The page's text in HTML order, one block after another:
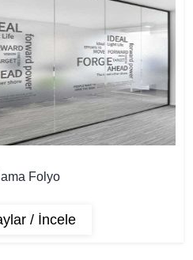
Folyo
/ İncele